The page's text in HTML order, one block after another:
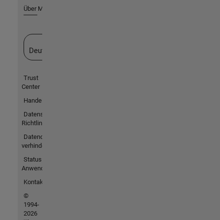
Über MathWorks
Deutschland
Trust
Center
Handelsmarken
Datenschutz-
Richtlinien
Datendiebstahl
verhindern
Status von
Anwendungen
Kontakt
©
1994-
2026